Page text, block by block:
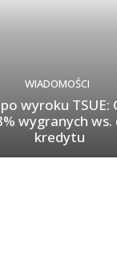
WIADOMOŚCI
po wyroku
wygranych
kredytu